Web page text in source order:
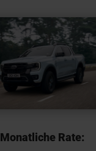
Monatliche Rate: